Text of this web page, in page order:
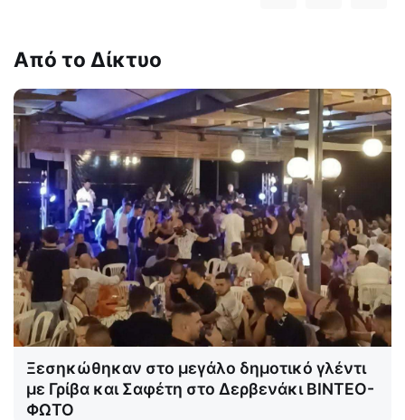
Από το Δίκτυο
Ξεσηκώθηκαν στο μεγάλο δημοτικό γλέντι
με Γρίβα και Σαφέτη στο Δερβενάκι ΒΙΝΤΕΟ-
ΦΩΤΟ